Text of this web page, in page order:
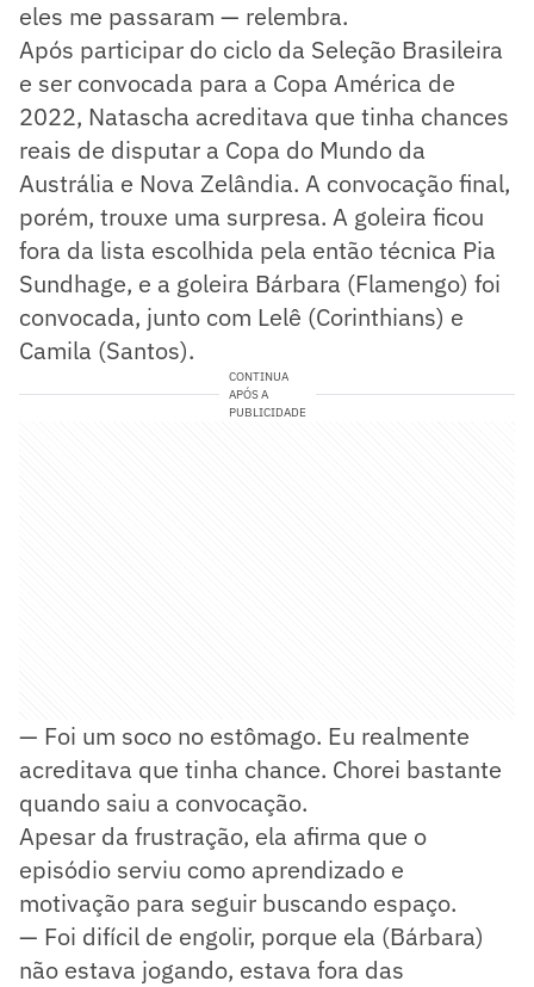
eles me passaram — relembra.
Após participar do ciclo da Seleção Brasileira
e ser convocada para a Copa América de
2022, Natascha acreditava que tinha chances
reais de disputar a Copa do Mundo da
Austrália e Nova Zelândia. A convocação final,
porém, trouxe uma surpresa. A goleira ficou
fora da lista escolhida pela então técnica Pia
Sundhage, e a goleira Bárbara (Flamengo) foi
convocada, junto com Lelê (Corinthians) e
Camila (Santos).
CONTINUA
APÓS A
PUBLICIDADE
— Foi um soco no estômago. Eu realmente
acreditava que tinha chance. Chorei bastante
quando saiu a convocação.
Apesar da frustração, ela afirma que o
episódio serviu como aprendizado e
motivação para seguir buscando espaço.
— Foi difícil de engolir, porque ela (Bárbara)
não estava jogando, estava fora das